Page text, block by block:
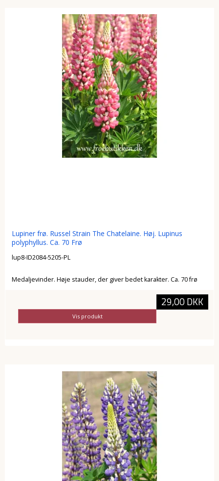
Lupiner frø. Russel Strain The Chatelaine. Høj. Lupinus
polyphyllus. Ca. 70 Frø
lup8-ID2084-5205-PL
Medaljevinder. Høje stauder, der giver bedet karakter. Ca. 70 frø
29,00 DKK
Vis produkt